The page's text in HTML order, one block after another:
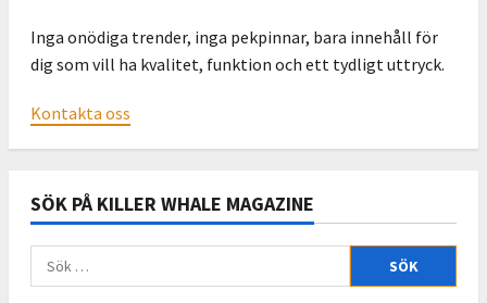
Inga onödiga trender, inga pekpinnar, bara innehåll för
dig som vill ha kvalitet, funktion och ett tydligt uttryck.
Kontakta oss
SÖK PÅ KILLER WHALE MAGAZINE
Sök
efter: